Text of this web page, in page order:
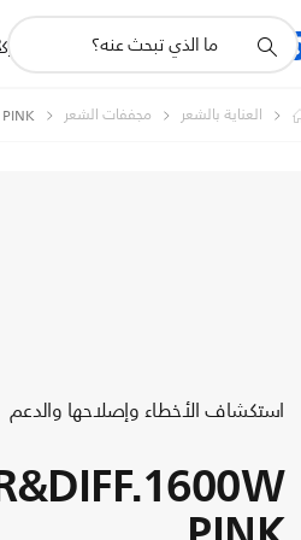
المنتجات
أيقونة
دعم
العناية بالشعر مجففات الشعر
استكشاف الأخطاء وإصلاحها والدعم